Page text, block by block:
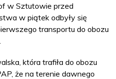
w Sztutowie przed
w piątek odbyły się
transportu do obozu
która trafiła do obozu
że na terenie dawnego